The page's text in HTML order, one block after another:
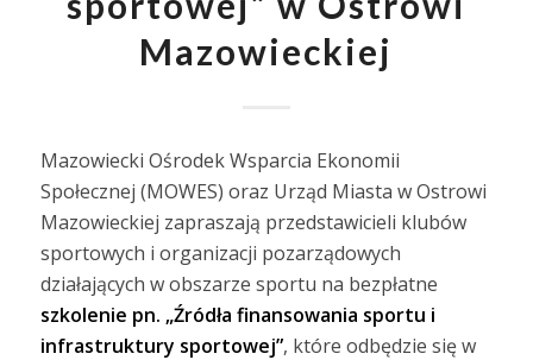
Mazowieckiej
Mazowiecki Ośrodek Wsparcia Ekonomii
Społecznej (MOWES) oraz Urząd Miasta w Ostrowi
Mazowieckiej zapraszają przedstawicieli klubów
sportowych i organizacji pozarządowych
działających w obszarze sportu na bezpłatne
szkolenie pn. „Źródła finansowania sportu i
infrastruktury sportowej”, które odbędzie się w